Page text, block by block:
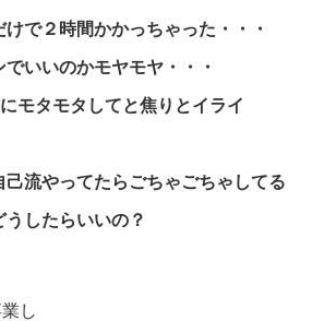
で２時間かかっちゃった・・・
いいのかモヤモヤ・・・
モタモタしてと焦りとイライ
己流やってたらごちゃごちゃしてる
したらいいの？
し